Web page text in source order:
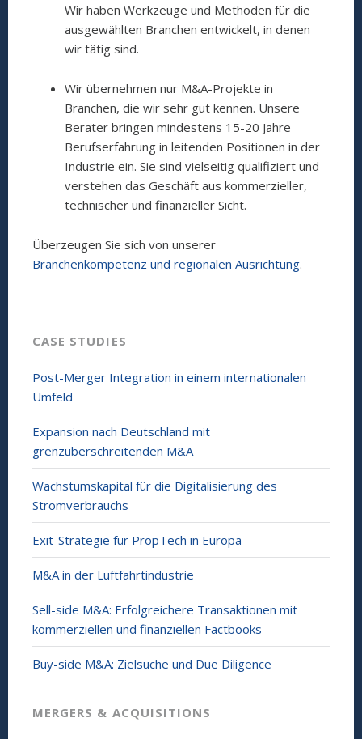
Wir haben Werkzeuge und Methoden für die
ausgewählten Branchen entwickelt, in denen
wir tätig sind.
Wir übernehmen nur M&A-Projekte in
Branchen, die wir sehr gut kennen. Unsere
Berater bringen mindestens 15-20 Jahre
Berufserfahrung in leitenden Positionen in der
Industrie ein. Sie sind vielseitig qualifiziert und
verstehen das Geschäft aus kommerzieller,
technischer und finanzieller Sicht.
Überzeugen Sie sich von unserer
Branchenkompetenz und regionalen Ausrichtung.
CASE STUDIES
Post-Merger Integration in einem internationalen
Umfeld
Expansion nach Deutschland mit
grenzüberschreitenden M&A
Wachstumskapital für die Digitalisierung des
Stromverbrauchs
Exit-Strategie für PropTech in Europa
M&A in der Luftfahrtindustrie
Sell-side M&A: Erfolgreichere Transaktionen mit
kommerziellen und finanziellen Factbooks
Buy-side M&A: Zielsuche und Due Diligence
MERGERS & ACQUISITIONS